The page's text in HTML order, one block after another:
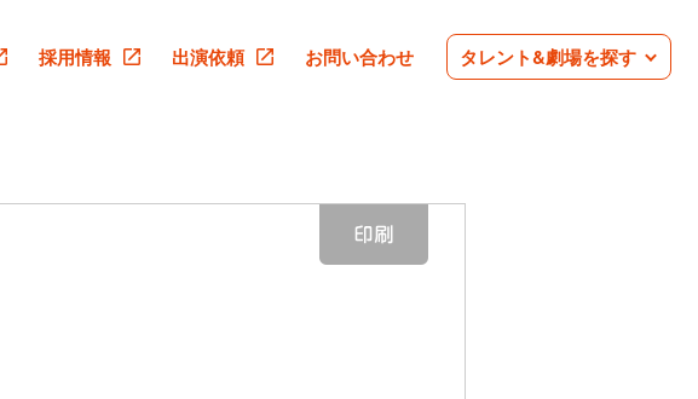
採用情報 出演依頼 お問い合わせ タレント&劇場を探す